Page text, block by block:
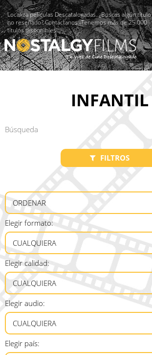
Localiza películas Descatalogadas. ¿Buscas algún título
no reseñado? Contáctanos -Tenemos más de 25.000
títulos disponibles!
INFANTIL
FILTROS
Elegir formato:
Elegir calidad:
Elegir audio:
Elegir país: